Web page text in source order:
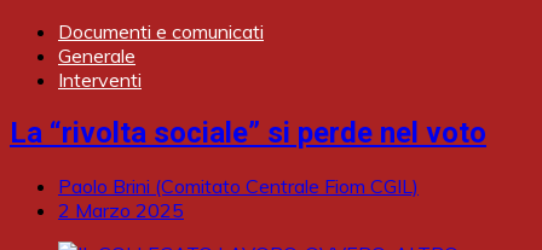
Documenti e comunicati
Generale
Interventi
La “rivolta sociale” si perde nel voto
Paolo Brini (Comitato Centrale Fiom CGIL)
2 Marzo 2025